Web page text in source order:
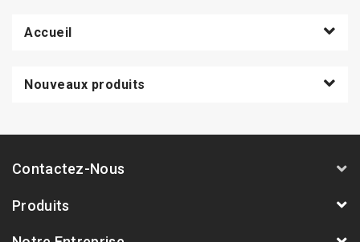
Accueil
Nouveaux produits
Contactez-Nous
Produits